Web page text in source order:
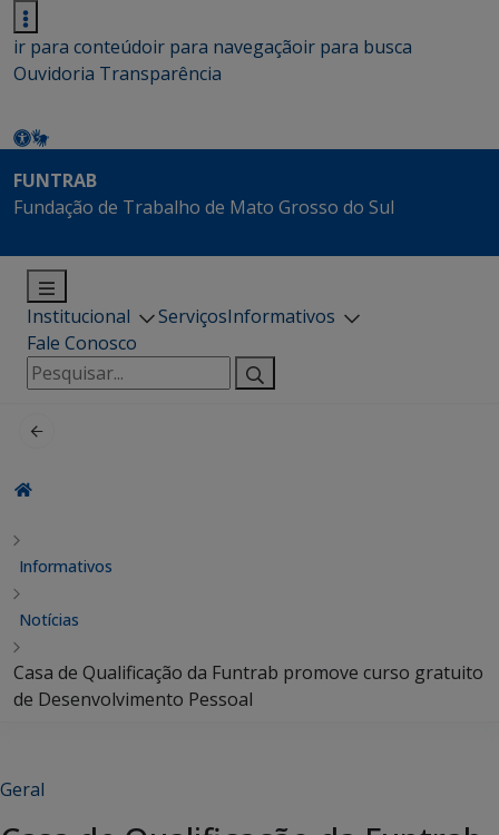
ir para conteúdoir para navegaçãoir para busca
Ouvidoria Transparência
FUNTRAB
Fundação de Trabalho de Mato Grosso do Sul
Institucional ServiçosInformativos
Fale Conosco
Pesquisar
por:
Informativos
Notícias
Casa de Qualificação da Funtrab promove curso gratuito
de Desenvolvimento Pessoal
Geral